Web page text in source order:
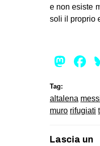
e non esiste
soli il proprio
Tag:
altalena
muro rifugiati
Lascia un